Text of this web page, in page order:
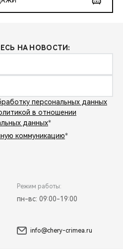
НА НОВОСТИ:
персональных данных
в отношении
данных*
коммуникацию*
Режим работы:
пн-вс: 09:00-19:00
info@chery-crimea.ru